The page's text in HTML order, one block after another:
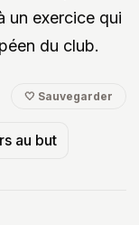
un exercice qui
du club.
🤍 Sauvegarder
au but